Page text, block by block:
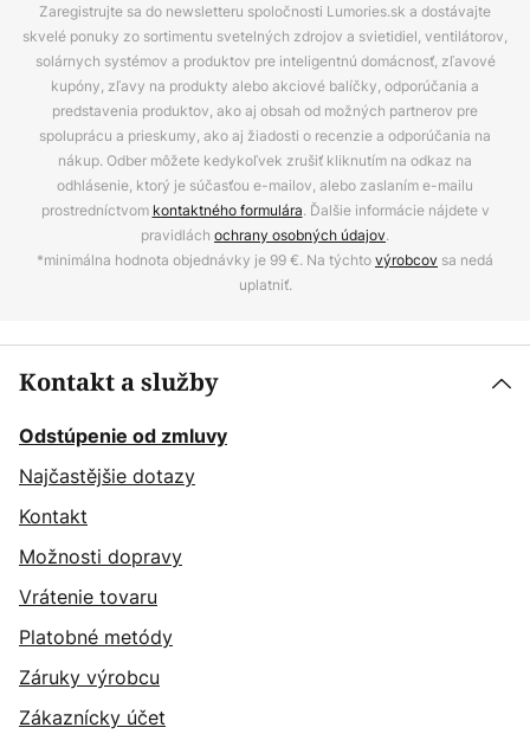
Zaregistrujte sa do newsletteru spoločnosti Lumories.sk a dostávajte
skvelé ponuky zo sortimentu svetelných zdrojov a svietidiel, ventilátorov,
solárnych systémov a produktov pre inteligentnú domácnosť, zľavové
kupóny, zľavy na produkty alebo akciové balíčky, odporúčania a
predstavenia produktov, ako aj obsah od možných partnerov pre
spoluprácu a prieskumy, ako aj žiadosti o recenzie a odporúčania na
nákup. Odber môžete kedykoľvek zrušiť kliknutím na odkaz na
odhlásenie, ktorý je súčasťou e-mailov, alebo zaslaním e-mailu
prostredníctvom kontaktného formulára. Ďalšie informácie nájdete v
pravidlách ochrany osobných údajov.
*minimálna hodnota objednávky je 99 €. Na týchtovýrobcov sa nedá
uplatniť.
Kontakt a služby
Odstúpenie od zmluvy
Najčastějšie dotazy
Kontakt
Možnosti dopravy
Vrátenie tovaru
Platobné metódy
Záruky výrobcu
Zákaznícky účet